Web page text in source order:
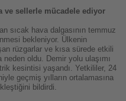
ve sellerle mücadele ediyor
sıcak hava dalgasının temmuz
bekleniyor. Ülkenin
rüzgarlar ve kısa sürede etkili
oldu. Demir yolu ulaşımı
kesintisi yaşandı. Yetkililer, 24
geçmiş yılların ortalamasına
bildirdi.